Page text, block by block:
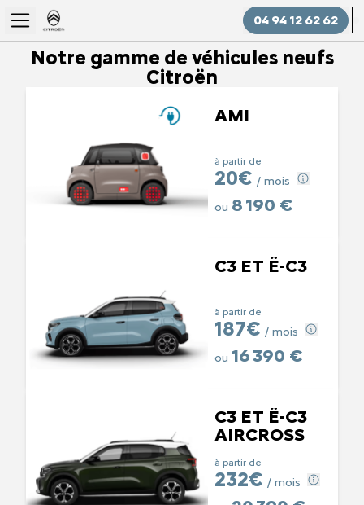
04 94 12 62 62
Notre gamme de véhicules neufs
Citroën
AMI
à partir de
20€ / mois
ou 8 190 €
C3 ET Ë-C3
à partir de
187€ / mois
ou 16 390 €
C3 ET Ë-C3
AIRCROSS
à partir de
232€ / mois